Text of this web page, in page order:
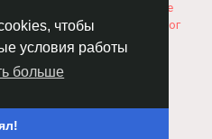
чтобы
условия работы
больше
Соглашение
Свяжитесь с нами Каталог